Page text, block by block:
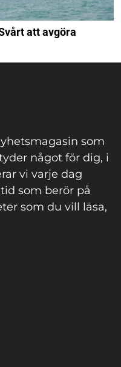
att avgöra
som
något för dig, i
vi varje dag
som berör på
som du vill läsa,